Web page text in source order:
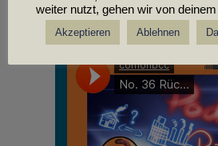
PODCASTS
weiter nutzt, gehen wir von
Akzeptieren Ablehnen